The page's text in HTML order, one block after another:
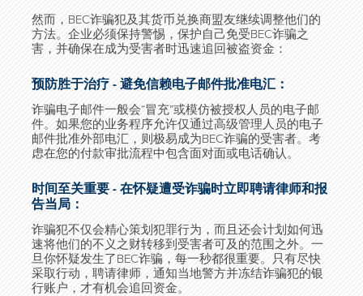
然而， BEC诈骗犯及其货币兑换商盟友继续调整他们的
方法。企业必须保持警惕，保护自己免受BEC诈骗之
害，并确保在成为受害者时迅速追回被盗资金：
预防胜于治疗 - 避免信赖电子邮件批准电汇：
诈骗电子邮件一般会“冒充”或模仿被授权人员的电子邮
件。如果您的业务程序允许仅通过高级管理人员的电子
邮件批准外部电汇，则极易成为BEC诈骗的受害者。考
虑在您的付款审批流程中包含面对面或电话确认。
时间至关重要 - 在怀疑遭受诈骗时立即聘请律师和报
告当局：
诈骗犯不仅会精心策划犯罪行为，而且还会计划如何迅
速将他们的不义之财转移到受害者可及的范围之外。一
旦你怀疑发生了BEC诈骗，每一秒都很重要。只有尽快
采取行动，聘请律师，通知当地警方并冻结诈骗犯的银
行账户，才有机会追回资金。